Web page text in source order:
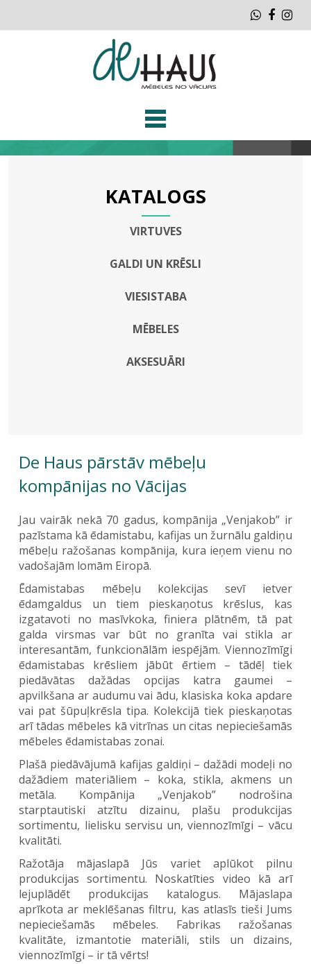
KATALOGS
VIRTUVES
GALDI UN KRĒSLI
VIESISTABA
MĒBELES
AKSESUĀRI
De Haus pārstāv mēbeļu
kompānijas no Vācijas
Jau vairāk nekā 70 gadus, kompānija „Venjakob” ir
pazīstama kā ēdamistabu, kafijas un žurnālu galdiņu
mēbeļu ražošanas kompānija, kura ieņem vienu no
vadošajām lomām Eiropā.
Ēdamistabas mēbeļu kolekcijas sevī ietver
ēdamgaldus un tiem pieskaņotus krēslus, kas
izgatavoti no masīvkoka, finiera plātnēm, tā pat
galda virsmas var būt no granīta vai stikla ar
interesantām, funkcionālām iespējām. Viennozīmīgi
ēdamistabas krēsliem jābūt ērtiem – tādēļ tiek
piedāvātas dažādas opcijas katra gaumei –
apvilkšana ar audumu vai ādu, klasiska koka apdare
vai pat šūpuļkrēsla tipa. Kolekcijā tiek pieskaņotas
arī tādas mēbeles kā vitrīnas un citas nepieciešamās
mēbeles ēdamistabas zonai.
Plašā piedāvājumā kafijas galdiņi – dažādi modeļi no
dažādiem materiāliem – koka, stikla, akmens un
metāla. Kompānija „Venjakob” nodrošina
starptautiski atzītu dizainu, plašu produkcijas
sortimentu, lielisku servisu un, viennozīmīgi – vācu
kvalitāti.
Ražotāja mājaslapā Jūs variet aplūkot pilnu
produkcijas sortimentu. Noskatīties video kā arī
lejuplādēt produkcijas katalogus. Mājaslapa
aprīkota ar meklēšanas filtru, kas atlasīs tieši Jums
nepieciešamās mēbeles. Fabrikas ražošanas
kvalitāte, izmantotie materiāli, stils un dizains,
viennozīmīgi – ir tā vērts!